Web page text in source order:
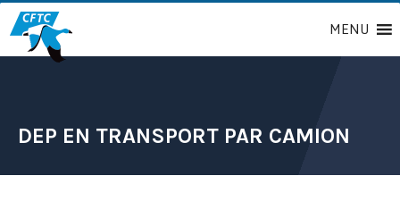
Passer
au
contenu
MENU
DEP EN TRANSPORT PAR CAMION